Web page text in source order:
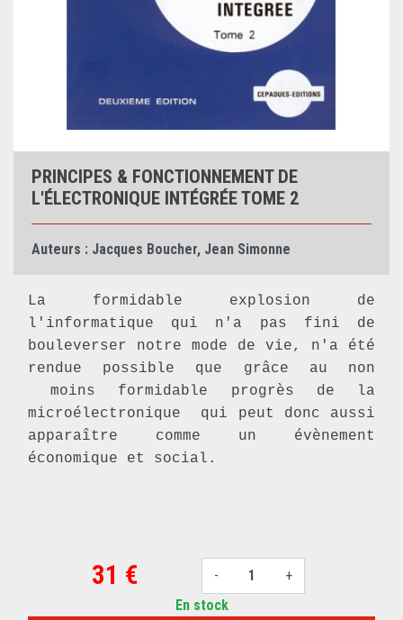
PRINCIPES & FONCTIONNEMENT DE
L'ÉLECTRONIQUE INTÉGRÉE TOME 2
Auteurs : Jacques Boucher, Jean Simonne
La formidable explosion de
l'informatique qui n'a pas fini de
bouleverser notre mode de vie, n'a été
rendue possible que grâce au non
moins formidable progrès de la
microélectronique qui peut donc aussi
apparaître comme un évènement
économique et social.
31 € - +
En stock